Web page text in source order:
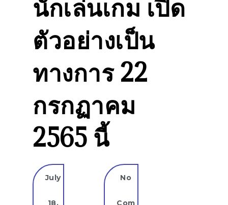
นักเล่นเกม เปิด
ตัวอย่างเป็น
ทางการ 22
กรกฏาคม
2565 นี้
July
18,
No
Com